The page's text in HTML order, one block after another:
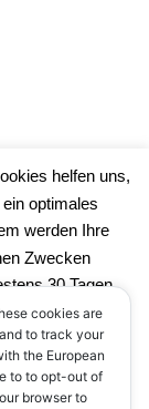
cookies are
to track your
the European
to to opt-out of
browser to
helfen uns,
optimales
werden Ihre
Zwecken
30 Tagen
Klick auf die
Dafür wird ein
Entscheidung